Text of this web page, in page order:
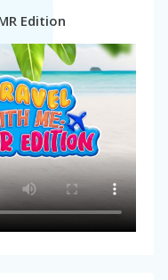
Edition